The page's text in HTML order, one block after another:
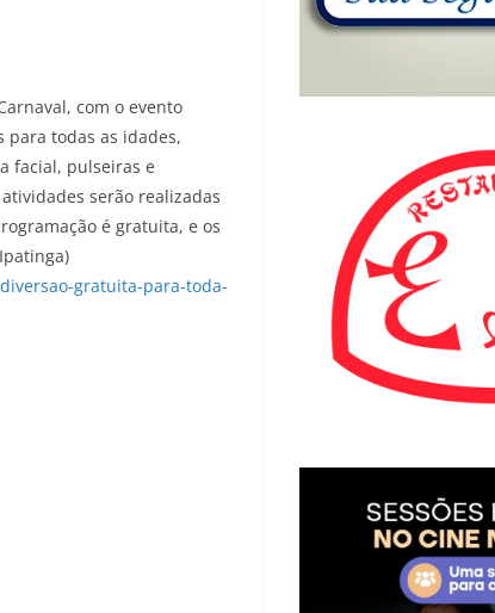
com o evento
para todas as idades,
facial, pulseiras e
serão realizadas
é gratuita, e os
gratuita-para-toda-